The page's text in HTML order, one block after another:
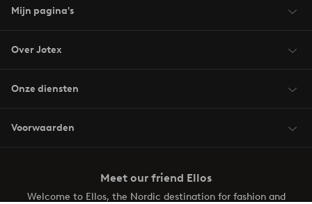
Mijn pagina's
Over Jotex
Onze diensten
Voorwaarden
Meet our friend Ellos
Welcome to Ellos, the Nordic destination for fashion and